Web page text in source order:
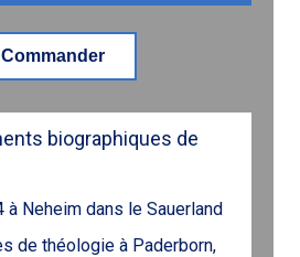
Commander
biographiques de
à Neheim dans le Sauerland
de théologie à Paderborn,